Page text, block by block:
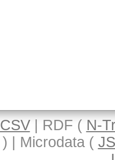
CSV| RDF ( N-
) | Microdata (